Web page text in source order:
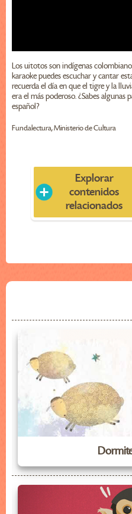
Los uitotos son indígenas
karaoke puedes escuchar y cantar
recuerda el día en que el tigre y la
era el más poderoso. ¿Sabes algunas
español?
Fundalectura, Ministerio de Cultura
Explorar
contenidos
relacionados